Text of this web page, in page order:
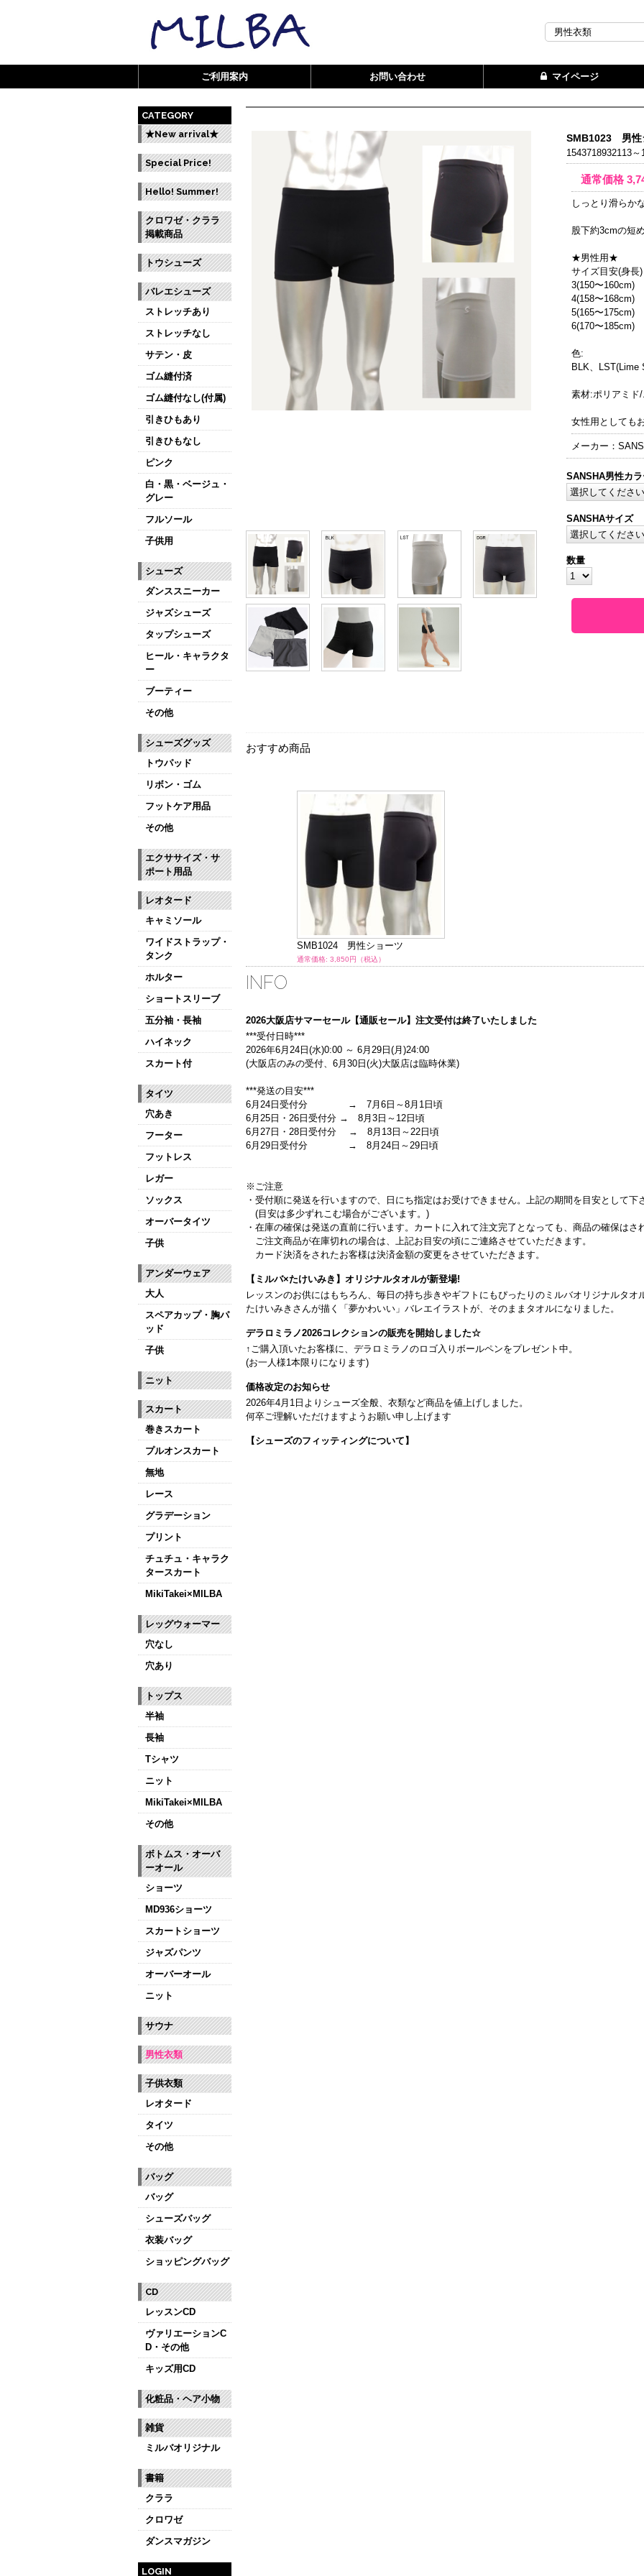
ご利用案内 お問い合わせ マイページ
SMB1023 男性
1543718932113
通常価格
しっとり滑らか
股下約3cmの短
★男性用★
サイズ目安(身長)
3(150〜160cm)
4(158〜168cm)
5(165〜175cm)
6(170〜185cm)
色:
BLK、LST(Lime
素材:ポリアミド
女性用としても
メーカー：
SANSHA男性カラ
SANSHAサイズ
数量
おすすめ商品
SMB1024 男性ショーツ
通常価格: 3,850円（税込）
INFO
2026大阪店サマーセール【通販セール】注文受付は終了いたしました
***受付日時***
2026年6月24日(水)0:00 ～ 6月29日(月)24:00
(大阪店のみの受付、6月30日(火)大阪店は臨時休業)
***発送の目安***
6月24日受付分 → 7月6日～8月1日頃
6月25日・26日受付分 → 8月3日～12日頃
6月27日・28日受付分 → 8月13日～22日頃
6月29日受付分 → 8月24日～29日頃
※ご注意
・受付順に発送を行いますので、日にち指定はお受けできません。上記の期間を目安として下
(目安は多少ずれこむ場合がございます。)
・在庫の確保は発送の直前に行います。カートに入れて注文完了となっても、商品の確保はさ
ご注文商品が在庫切れの場合は、上記お目安の頃にご連絡させていただきます。
カード決済をされたお客様は決済金額の変更をさせていただきます。
【ミルバ×たけいみき】オリジナルタオルが新登場!
レッスンのお供にはもちろん、毎日の持ち歩きやギフトにもぴったりのミルバオリジナルタオ
たけいみきさんが描く「夢かわいい」バレエイラストが、そのままタオルになりました。
デラロミラノ2026コレクションの販売を開始しました☆
↑ご購入頂いたお客様に、デラロミラノのロゴ入りボールペンをプレゼント中。
(お一人様1本限りになります)
価格改定のお知らせ
2026年4月1日よりシューズ全般、衣類など商品を値上げしました。
何卒ご理解いただけますようお願い申し上げます
【シューズのフィッティングについて】
CATEGORY
★New arrival★
Special Price!
Hello! Summer!
クロワゼ・クララ
掲載商品
トウシューズ
バレエシューズ
ストレッチあり
ストレッチなし
サテン・皮
ゴム縫付済
ゴム縫付なし(付属)
引きひもあり
引きひもなし
ピンク
白・黒・ベージュ・
グレー
フルソール
子供用
シューズ
ダンススニーカー
ジャズシューズ
タップシューズ
ヒール・キャラクタ
ー
ブーティー
その他
シューズグッズ
トウパッド
リボン・ゴム
フットケア用品
その他
エクササイズ・サ
ポート用品
レオタード
キャミソール
ワイドストラップ・
タンク
ホルター
ショートスリーブ
五分袖・長袖
ハイネック
スカート付
タイツ
穴あき
フーター
フットレス
レガー
ソックス
オーバータイツ
子供
アンダーウェア
大人
スペアカップ・胸パ
ッド
子供
ニット
スカート
巻きスカート
プルオンスカート
無地
レース
グラデーション
プリント
チュチュ・キャラク
タースカート
MikiTakei×MILBA
レッグウォーマー
穴なし
穴あり
トップス
半袖
長袖
Tシャツ
ニット
MikiTakei×MILBA
その他
ボトムス・オーバ
ーオール
ショーツ
MD936ショーツ
スカートショーツ
ジャズパンツ
オーバーオール
ニット
サウナ
男性衣類
子供衣類
レオタード
タイツ
その他
バッグ
バッグ
シューズバッグ
衣装バッグ
ショッピングバッグ
CD
レッスンCD
ヴァリエーションC
D・その他
キッズ用CD
化粧品・ヘア小物
雑貨
ミルバオリジナル
書籍
クララ
クロワゼ
ダンスマガジン
LOGIN